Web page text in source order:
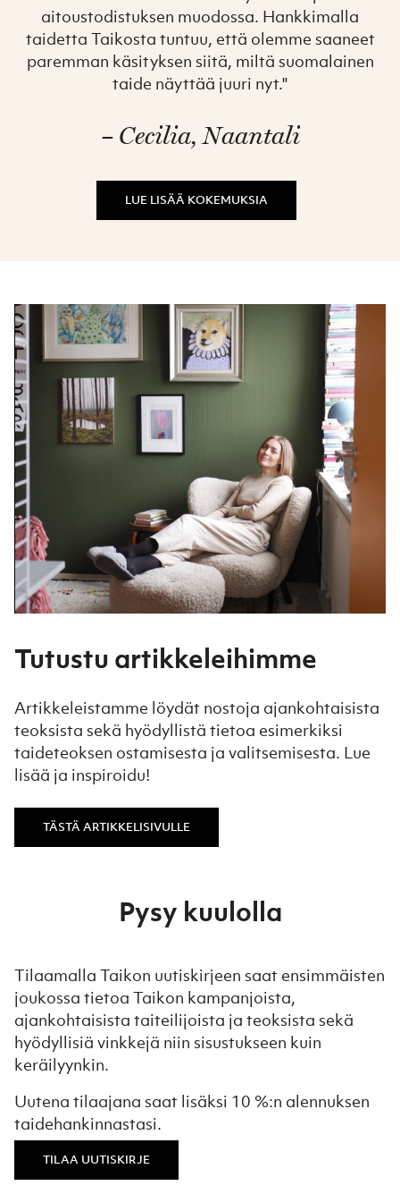
aitoustodistuksen muodossa. Hankkimalla
taidetta Taikosta tuntuu, että olemme saaneet
paremman käsityksen siitä, miltä suomalainen
taide näyttää juuri nyt."
– Cecilia, Naantali
LUE LISÄÄ KOKEMUKSIA
Tutustu artikkeleihimme
Artikkeleistamme löydät nostoja ajankohtaisista
teoksista sekä hyödyllistä tietoa esimerkiksi
taideteoksen ostamisesta ja valitsemisesta. Lue
lisää ja inspiroidu!
TÄSTÄ ARTIKKELISIVULLE
Pysy kuulolla
Tilaamalla Taikon uutiskirjeen saat ensimmäisten
joukossa tietoa Taikon kampanjoista,
ajankohtaisista taiteilijoista ja teoksista sekä
hyödyllisiä vinkkejä niin sisustukseen kuin
keräilyynkin.
Uutena tilaajana saat lisäksi 10 %:n alennuksen
taidehankinnastasi.
TILAA UUTISKIRJE